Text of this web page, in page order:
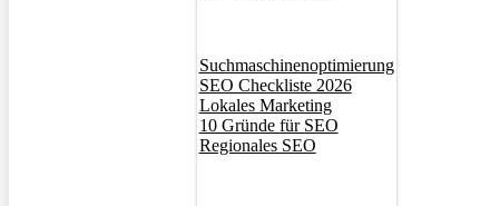
Suchmaschinenoptimierung
SEO Checkliste 2026
Lokales Marketing
10 Gründe für SEO
Regionales SEO